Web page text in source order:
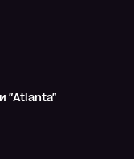
"Atlanta"